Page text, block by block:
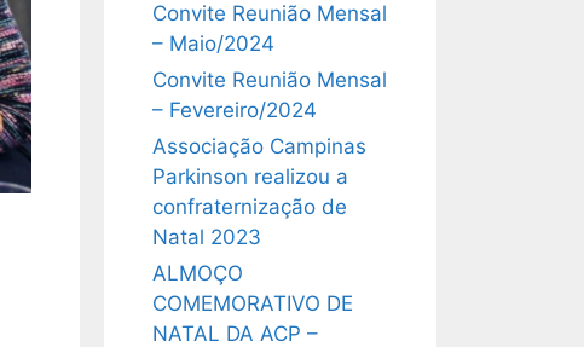
Convite Reunião Mensal
– Maio/2024
Convite Reunião Mensal
– Fevereiro/2024
Associação Campinas
Parkinson realizou a
confraternização de
Natal 2023
ALMOÇO
COMEMORATIVO DE
NATAL DA ACP –